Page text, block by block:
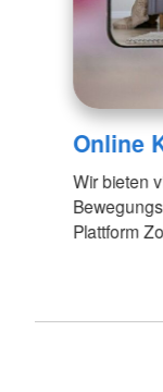
Online
Wir bieten
Plattform